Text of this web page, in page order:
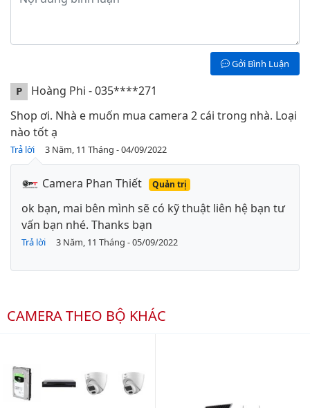
Gởi Bình Luận
P
Hoàng Phi - 035****271
Shop ơi. Nhà e muốn mua camera 2 cái trong nhà. Loại
nào tốt ạ
Trả lời 3 Năm, 11 Tháng - 04/09/2022
Camera Phan Thiết Quản trị
ok bạn, mai bên mình sẽ có kỹ thuật liên hệ bạn tư
vấn bạn nhé. Thanks bạn
Trả lời 3 Năm, 11 Tháng - 05/09/2022
CAMERA THEO BỘ KHÁC